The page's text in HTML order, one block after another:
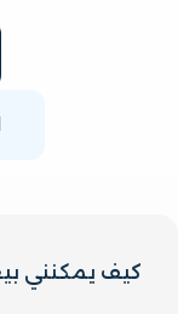
كيف يمكنني بيع